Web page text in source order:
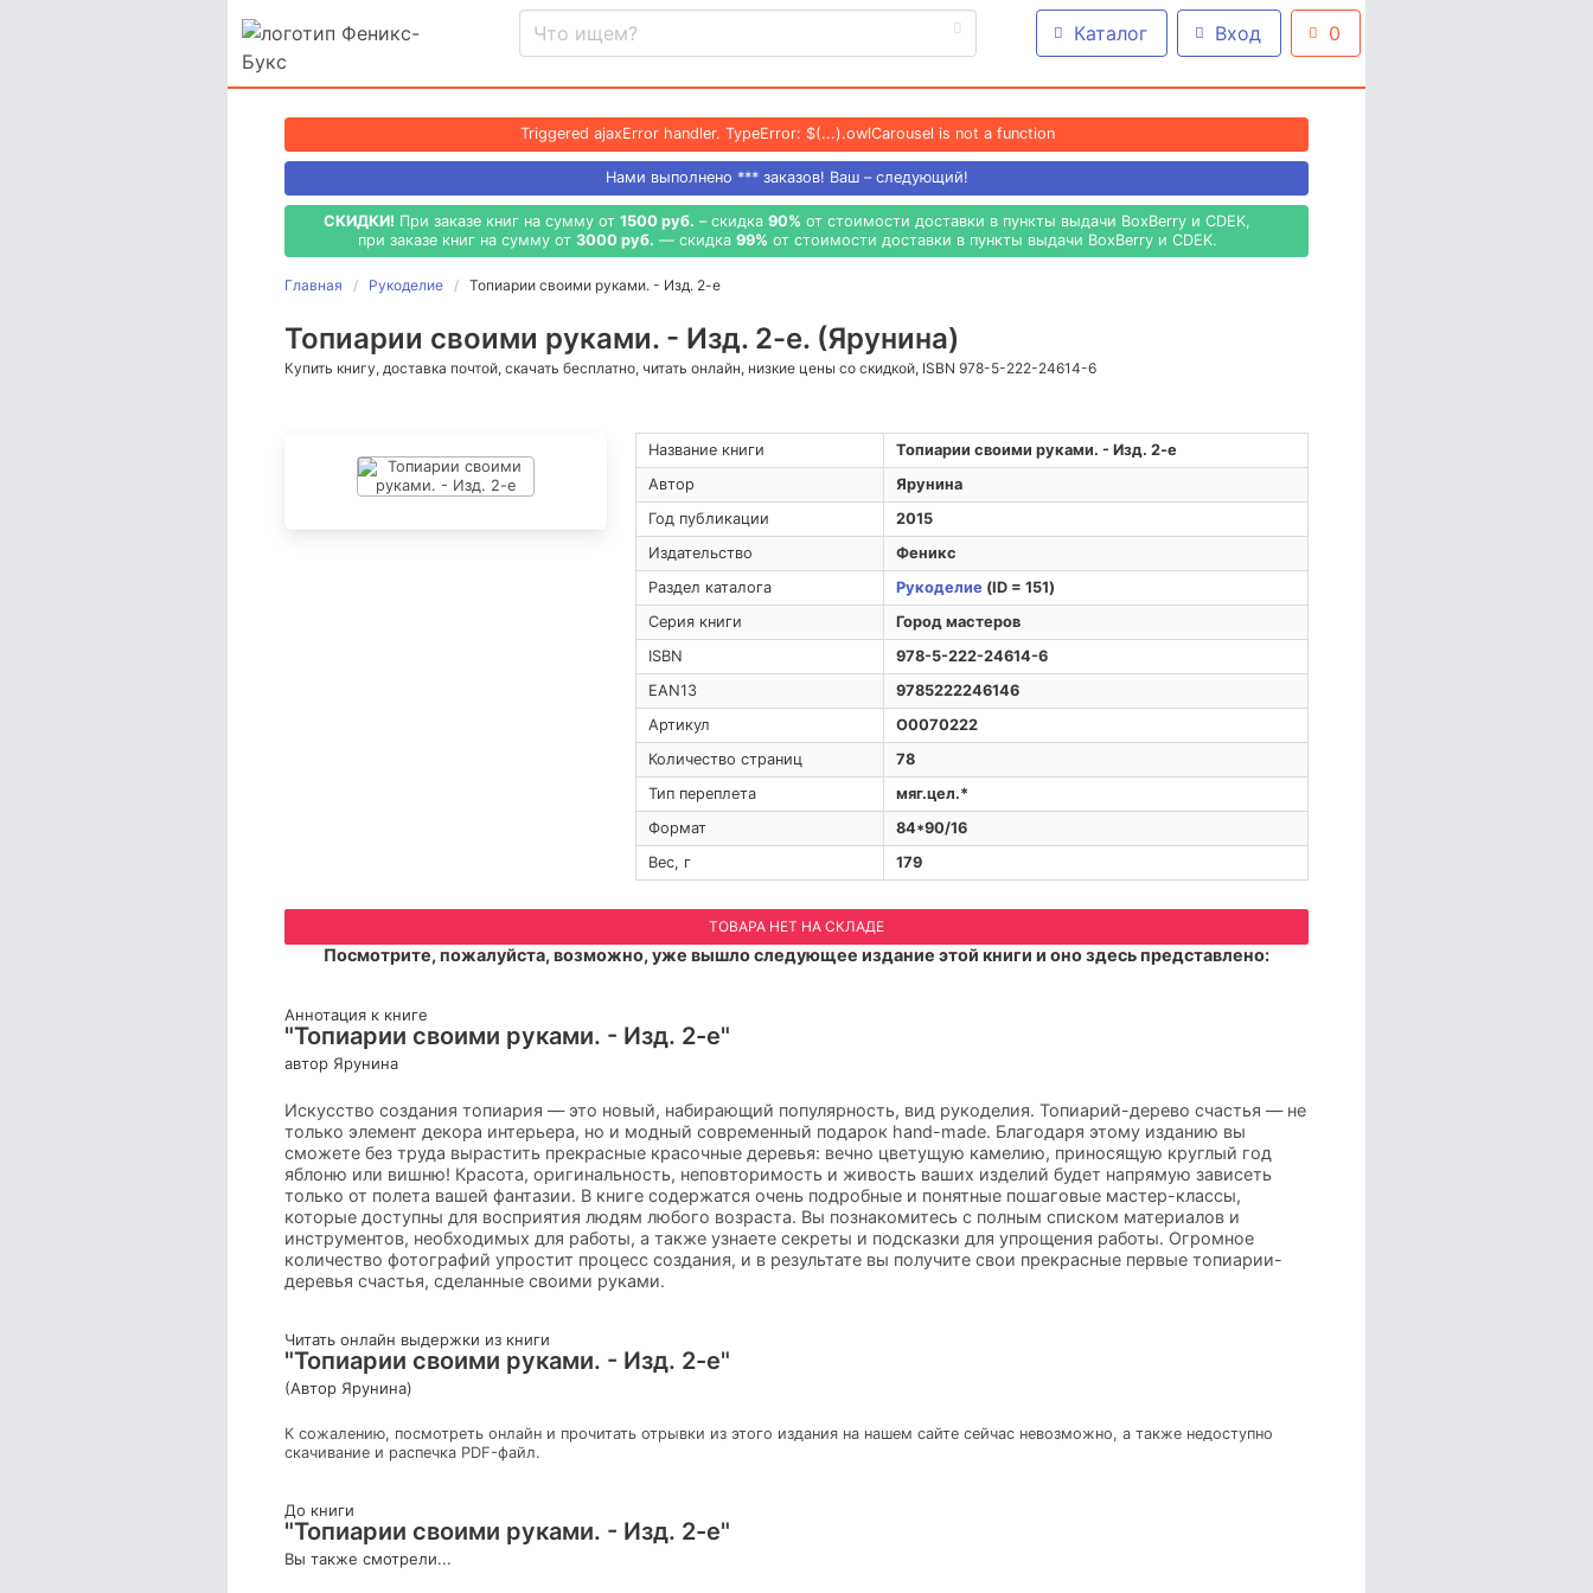
Каталог Вход 0
Triggered ajaxError handler. TypeError: $(...).owlCarousel is not a function
Нами выполнено *** заказов! Ваш – следующий!
СКИДКИ! При заказе книг на сумму от 1500 руб. – скидка 90% от стоимости доставки в пункты выдачи BoxBerry и CDEK,
при заказе книг на сумму от 3000 руб. — скидка 99% от стоимости доставки в пункты выдачи BoxBerry и CDEK.
Главная Рукоделие Топиарии своими руками. - Изд. 2-е
Топиарии своими руками. - Изд. 2-е. (Ярунина)
Купить книгу, доставка почтой, скачать бесплатно, читать онлайн, низкие цены со скидкой, ISBN 978-5-222-24614-6
Название книги
Топиарии своими руками. - Изд. 2-е
Автор
Ярунина
Год публикации
2015
Издательство
Феникс
Раздел каталога
Рукоделие(ID = 151)
Серия книги
Город мастеров
ISBN
978-5-222-24614-6
EAN13
9785222246146
Артикул
O0070222
Количество страниц
78
Тип переплета
мяг.цел.*
Формат
84*90/16
Вес, г
179
ТОВАРА НЕТ НА СКЛАДЕ
Посмотрите, пожалуйста, возможно, уже вышло следующее издание этой книги и оно здесь представлено:
Аннотация к книге
"Топиарии своими руками. - Изд. 2-е"
автор Ярунина
Искусство создания топиария — это новый, набирающий популярность, вид рукоделия. Топиарий-дерево счастья — не
только элемент декора интерьера, но и модный современный подарок hand-made. Благодаря этому изданию вы
сможете без труда вырастить прекрасные красочные деревья: вечно цветущую камелию, приносящую круглый год
яблоню или вишню! Красота, оригинальность, неповторимость и живость ваших изделий будет напрямую зависеть
только от полета вашей фантазии. В книге содержатся очень подробные и понятные пошаговые мастер-классы,
которые доступны для восприятия людям любого возраста. Вы познакомитесь с полным списком материалов и
инструментов, необходимых для работы, а также узнаете секреты и подсказки для упрощения работы. Огромное
количество фотографий упростит процесс создания, и в результате вы получите свои прекрасные первые топиарии-
деревья счастья, сделанные своими руками.
Читать онлайн выдержки из книги
"Топиарии своими руками. - Изд. 2-е"
(Автор Ярунина)
К сожалению, посмотреть онлайн и прочитать отрывки из этого издания на нашем сайте сейчас невозможно, а также недоступно
скачивание и распечка PDF-файл.
До книги
"Топиарии своими руками. - Изд. 2-е"
Вы также смотрели...